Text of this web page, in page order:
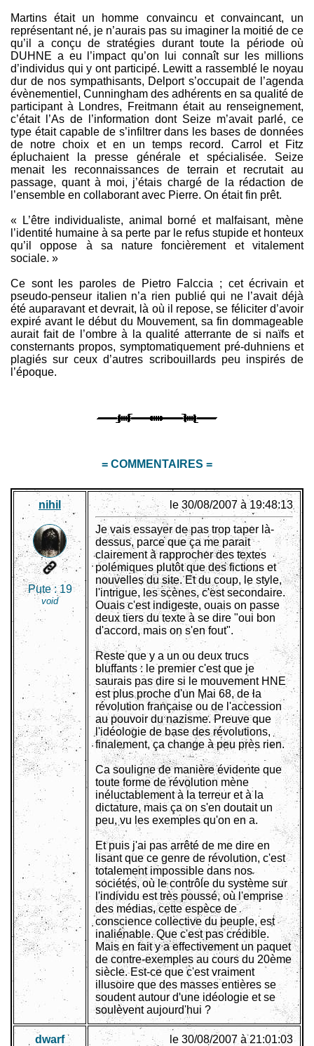
Martins était un homme convaincu et convaincant, un
représentant né, je n’aurais pas su imaginer la moitié de ce
qu’il a conçu de stratégies durant toute la période où
DUHNE a eu l’impact qu’on lui connaît sur les millions
d’individus qui y ont participé. Lewitt a rassemblé le noyau
dur de nos sympathisants, Delport s’occupait de l’agenda
évènementiel, Cunningham des adhérents en sa qualité de
participant à Londres, Freitmann était au renseignement,
c’était l’As de l’information dont Seize m’avait parlé, ce
type était capable de s’infiltrer dans les bases de données
de notre choix et en un temps record. Carrol et Fitz
épluchaient la presse générale et spécialisée. Seize
menait les reconnaissances de terrain et recrutait au
passage, quant à moi, j’étais chargé de la rédaction de
l’ensemble en collaborant avec Pierre. On était fin prêt.
« L’être individualiste, animal borné et malfaisant, mène
l’identité humaine à sa perte par le refus stupide et honteux
qu’il oppose à sa nature foncièrement et vitalement
sociale. »
Ce sont les paroles de Pietro Falccia ; cet écrivain et
pseudo-penseur italien n’a rien publié qui ne l’avait déjà
été auparavant et devrait, là où il repose, se féliciter d’avoir
expiré avant le début du Mouvement, sa fin dommageable
aurait fait de l’ombre à la qualité atterrante de si naïfs et
consternants propos, symptomatiquement pré-duhniens et
plagiés sur ceux d’autres scribouillards peu inspirés de
l’époque.
= COMMENTAIRES =
nihil
Pute :19
void
le 30/08/2007 à 19:48:13
Je vais essayer de pas trop taper là-
dessus, parce que ça me parait
clairement à rapprocher des textes
polémiques plutôt que des fictions et
nouvelles du site. Et du coup, le style,
l'intrigue, les scènes, c'est secondaire.
Ouais c'est indigeste, ouais on passe
deux tiers du texte à se dire "oui bon
d'accord, mais on s'en fout".
Reste que y a un ou deux trucs
bluffants : le premier c'est que je
saurais pas dire si le mouvement HNE
est plus proche d'un Mai 68, de la
révolution française ou de l'accession
au pouvoir du nazisme. Preuve que
l'idéologie de base des révolutions,
finalement, ça change à peu près rien.
Ca souligne de manière évidente que
toute forme de révolution mène
inéluctablement à la terreur et à la
dictature, mais ça on s'en doutait un
peu, vu les exemples qu'on en a.
Et puis j'ai pas arrêté de me dire en
lisant que ce genre de révolution, c'est
totalement impossible dans nos
sociétés, où le contrôle du système sur
l'individu est très poussé, où l'emprise
des médias, cette espèce de
conscience collective du peuple, est
inaliénable. Que c'est pas crédible.
Mais en fait y a effectivement un paquet
de contre-exemples au cours du 20ème
siècle. Est-ce que c'est vraiment
illusoire que des masses entières se
soudent autour d'une idéologie et se
soulèvent aujourd'hui ?
dwarf le 30/08/2007 à 21:01:03